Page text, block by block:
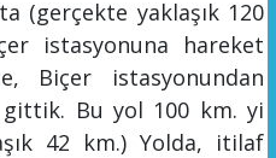
(gerçekte yaklaşık 120
istasyonuna hareket
Biçer istasyonundan
Bu yol 100 km. yi
42 km.) Yolda, itilaf